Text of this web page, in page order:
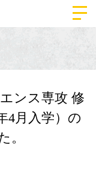
ンス専攻 修
4月入学）の
。